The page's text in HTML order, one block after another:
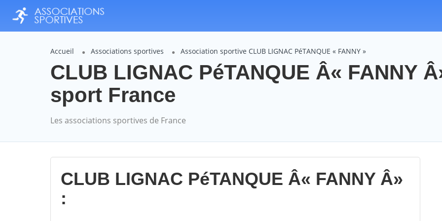
Accueil Associations sportives Association sportive CLUB LIGNAC PéTANQUE « FANNY »
CLUB LIGNAC PéTANQUE Â« FANNY
sport France
Les associations sportives de France
CLUB LIGNAC PéTANQUE Â« FANNY Â»
: